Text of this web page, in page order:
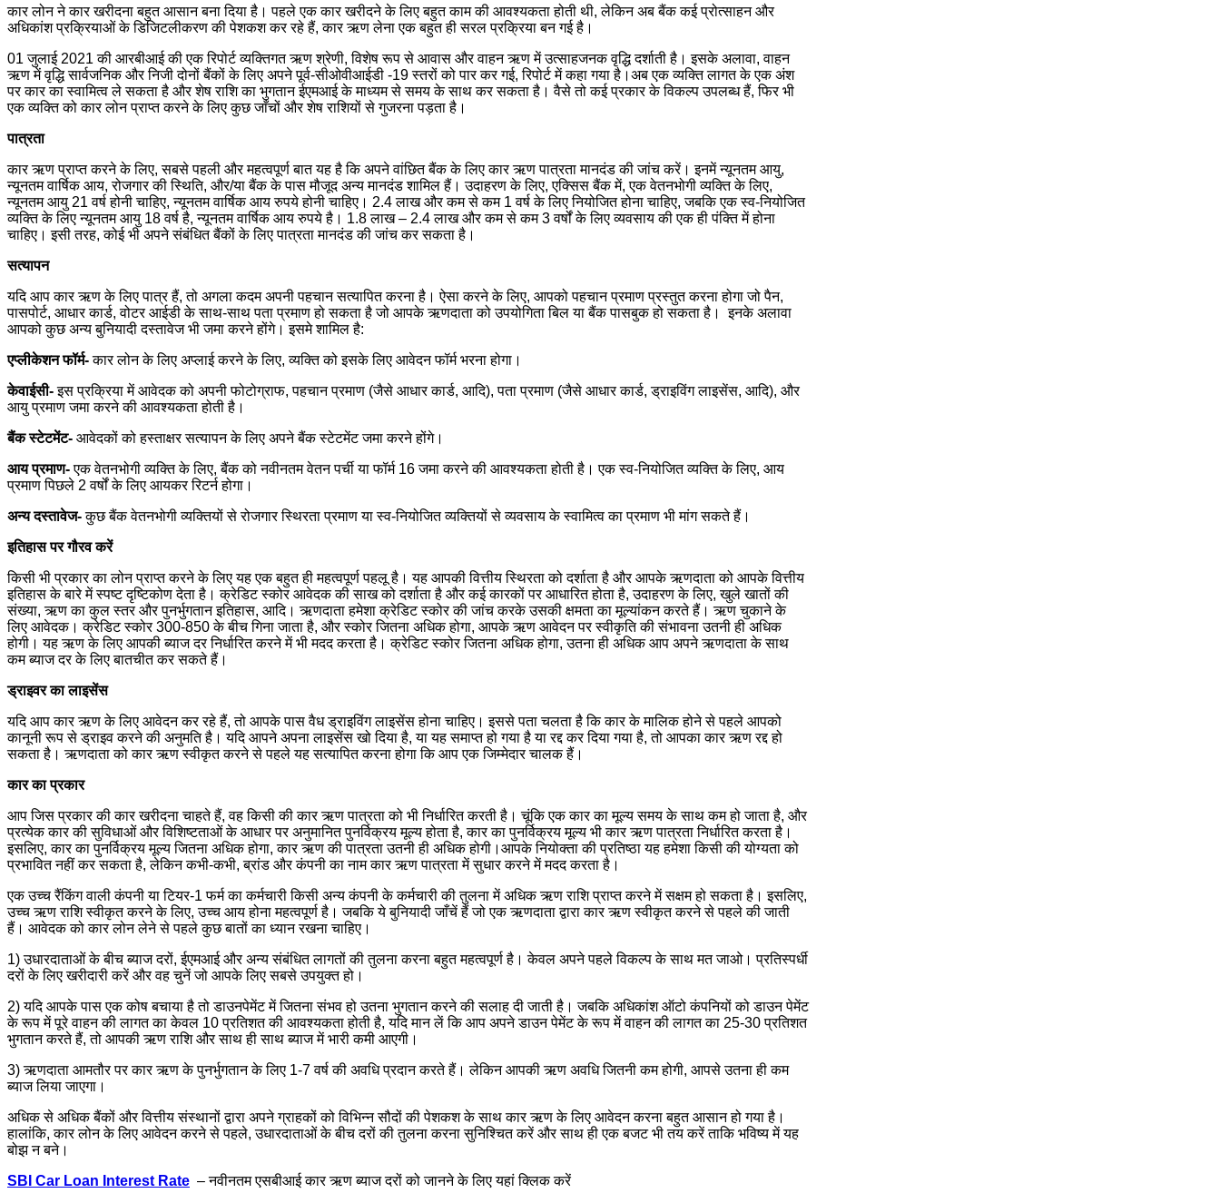
कार लोन ने कार खरीदना बहुत आसान बना दिया है। पहले एक कार खरीदने के लिए बहुत काम की आवश्यकता होती थी, लेकिन अब बैंक कई प्रोत्साहन और
अधिकांश प्रक्रियाओं के डिजिटलीकरण की पेशकश कर रहे हैं, कार ऋण लेना एक बहुत ही सरल प्रक्रिया बन गई है।
01 जुलाई 2021 की आरबीआई की एक रिपोर्ट व्यक्तिगत ऋण श्रेणी, विशेष रूप से आवास और वाहन ऋण में उत्साहजनक वृद्धि दर्शाती है। इसके अलावा, वाहन
ऋण में वृद्धि सार्वजनिक और निजी दोनों बैंकों के लिए अपने पूर्व-सीओवीआईडी ​​​​-19 स्तरों को पार कर गई, रिपोर्ट में कहा गया है।अब एक व्यक्ति लागत के एक अंश
पर कार का स्वामित्व ले सकता है और शेष राशि का भुगतान ईएमआई के माध्यम से समय के साथ कर सकता है। वैसे तो कई प्रकार के विकल्प उपलब्ध हैं, फिर भी
एक व्यक्ति को कार लोन प्राप्त करने के लिए कुछ जाँचों और शेष राशियों से गुजरना पड़ता है।
पात्रता
कार ऋण प्राप्त करने के लिए, सबसे पहली और महत्वपूर्ण बात यह है कि अपने वांछित बैंक के लिए कार ऋण पात्रता मानदंड की जांच करें। इनमें न्यूनतम आयु,
न्यूनतम वार्षिक आय, रोजगार की स्थिति, और/या बैंक के पास मौजूद अन्य मानदंड शामिल हैं। उदाहरण के लिए, एक्सिस बैंक में, एक वेतनभोगी व्यक्ति के लिए,
न्यूनतम आयु 21 वर्ष होनी चाहिए, न्यूनतम वार्षिक आय रुपये होनी चाहिए। 2.4 लाख और कम से कम 1 वर्ष के लिए नियोजित होना चाहिए, जबकि एक स्व-नियोजित
व्यक्ति के लिए न्यूनतम आयु 18 वर्ष है, न्यूनतम वार्षिक आय रुपये है। 1.8 लाख – 2.4 लाख और कम से कम 3 वर्षों के लिए व्यवसाय की एक ही पंक्ति में होना
चाहिए। इसी तरह, कोई भी अपने संबंधित बैंकों के लिए पात्रता मानदंड की जांच कर सकता है।
सत्यापन
यदि आप कार ऋण के लिए पात्र हैं, तो अगला कदम अपनी पहचान सत्यापित करना है। ऐसा करने के लिए, आपको पहचान प्रमाण प्रस्तुत करना होगा जो पैन,
पासपोर्ट, आधार कार्ड, वोटर आईडी के साथ-साथ पता प्रमाण हो सकता है जो आपके ऋणदाता को उपयोगिता बिल या बैंक पासबुक हो सकता है। इनके अलावा
आपको कुछ अन्य बुनियादी दस्तावेज भी जमा करने होंगे। इसमे शामिल है:
एप्लीकेशन फॉर्म-कार लोन के लिए अप्लाई करने के लिए, व्यक्ति को इसके लिए आवेदन फॉर्म भरना होगा।
केवाईसी-इस प्रक्रिया में आवेदक को अपनी फोटोग्राफ, पहचान प्रमाण (जैसे आधार कार्ड, आदि), पता प्रमाण (जैसे आधार कार्ड, ड्राइविंग लाइसेंस, आदि), और
आयु प्रमाण जमा करने की आवश्यकता होती है।
बैंक स्टेटमेंट- आवेदकों को हस्ताक्षर सत्यापन के लिए अपने बैंक स्टेटमेंट जमा करने होंगे।
आय प्रमाण-एक वेतनभोगी व्यक्ति के लिए, बैंक को नवीनतम वेतन पर्ची या फॉर्म 16 जमा करने की आवश्यकता होती है। एक स्व-नियोजित व्यक्ति के लिए, आय
प्रमाण पिछले 2 वर्षों के लिए आयकर रिटर्न होगा।
अन्य दस्तावेज-कुछ बैंक वेतनभोगी व्यक्तियों से रोजगार स्थिरता प्रमाण या स्व-नियोजित व्यक्तियों से व्यवसाय के स्वामित्व का प्रमाण भी मांग सकते हैं।
इतिहास पर गौरव करें
किसी भी प्रकार का लोन प्राप्त करने के लिए यह एक बहुत ही महत्वपूर्ण पहलू है। यह आपकी वित्तीय स्थिरता को दर्शाता है और आपके ऋणदाता को आपके वित्तीय
इतिहास के बारे में स्पष्ट दृष्टिकोण देता है। क्रेडिट स्कोर आवेदक की साख को दर्शाता है और कई कारकों पर आधारित होता है, उदाहरण के लिए, खुले खातों की
संख्या, ऋण का कुल स्तर और पुनर्भुगतान इतिहास, आदि। ऋणदाता हमेशा क्रेडिट स्कोर की जांच करके उसकी क्षमता का मूल्यांकन करते हैं। ऋण चुकाने के
लिए आवेदक। क्रेडिट स्कोर 300-850 के बीच गिना जाता है, और स्कोर जितना अधिक होगा, आपके ऋण आवेदन पर स्वीकृति की संभावना उतनी ही अधिक
होगी। यह ऋण के लिए आपकी ब्याज दर निर्धारित करने में भी मदद करता है। क्रेडिट स्कोर जितना अधिक होगा, उतना ही अधिक आप अपने ऋणदाता के साथ
कम ब्याज दर के लिए बातचीत कर सकते हैं।
ड्राइवर का लाइसेंस
यदि आप कार ऋण के लिए आवेदन कर रहे हैं, तो आपके पास वैध ड्राइविंग लाइसेंस होना चाहिए। इससे पता चलता है कि कार के मालिक होने से पहले आपको
कानूनी रूप से ड्राइव करने की अनुमति है। यदि आपने अपना लाइसेंस खो दिया है, या यह समाप्त हो गया है या रद्द कर दिया गया है, तो आपका कार ऋण रद्द हो
सकता है। ऋणदाता को कार ऋण स्वीकृत करने से पहले यह सत्यापित करना होगा कि आप एक जिम्मेदार चालक हैं।
कार का प्रकार
आप जिस प्रकार की कार खरीदना चाहते हैं, वह किसी की कार ऋण पात्रता को भी निर्धारित करती है। चूंकि एक कार का मूल्य समय के साथ कम हो जाता है, और
प्रत्येक कार की सुविधाओं और विशिष्टताओं के आधार पर अनुमानित पुनर्विक्रय मूल्य होता है, कार का पुनर्विक्रय मूल्य भी कार ऋण पात्रता निर्धारित करता है।
इसलिए, कार का पुनर्विक्रय मूल्य जितना अधिक होगा, कार ऋण की पात्रता उतनी ही अधिक होगी।आपके नियोक्ता की प्रतिष्ठा यह हमेशा किसी की योग्यता को
प्रभावित नहीं कर सकता है, लेकिन कभी-कभी, ब्रांड और कंपनी का नाम कार ऋण पात्रता में सुधार करने में मदद करता है।
एक उच्च रैंकिंग वाली कंपनी या टियर-1 फर्म का कर्मचारी किसी अन्य कंपनी के कर्मचारी की तुलना में अधिक ऋण राशि प्राप्त करने में सक्षम हो सकता है। इसलिए,
उच्च ऋण राशि स्वीकृत करने के लिए, उच्च आय होना महत्वपूर्ण है। जबकि ये बुनियादी जाँचें हैं जो एक ऋणदाता द्वारा कार ऋण स्वीकृत करने से पहले की जाती
हैं। आवेदक को कार लोन लेने से पहले कुछ बातों का ध्यान रखना चाहिए।
1) उधारदाताओं के बीच ब्याज दरों, ईएमआई और अन्य संबंधित लागतों की तुलना करना बहुत महत्वपूर्ण है। केवल अपने पहले विकल्प के साथ मत जाओ। प्रतिस्पर्धी
दरों के लिए खरीदारी करें और वह चुनें जो आपके लिए सबसे उपयुक्त हो।
2) यदि आपके पास एक कोष बचाया है तो डाउनपेमेंट में जितना संभव हो उतना भुगतान करने की सलाह दी जाती है। जबकि अधिकांश ऑटो कंपनियों को डाउन पेमेंट
के रूप में पूरे वाहन की लागत का केवल 10 प्रतिशत की आवश्यकता होती है, यदि मान लें कि आप अपने डाउन पेमेंट के रूप में वाहन की लागत का 25-30 प्रतिशत
भुगतान करते हैं, तो आपकी ऋण राशि और साथ ही साथ ब्याज में भारी कमी आएगी।
3) ऋणदाता आमतौर पर कार ऋण के पुनर्भुगतान के लिए 1-7 वर्ष की अवधि प्रदान करते हैं। लेकिन आपकी ऋण अवधि जितनी कम होगी, आपसे उतना ही कम
ब्याज लिया जाएगा।
अधिक से अधिक बैंकों और वित्तीय संस्थानों द्वारा अपने ग्राहकों को विभिन्न सौदों की पेशकश के साथ कार ऋण के लिए आवेदन करना बहुत आसान हो गया है।
हालांकि, कार लोन के लिए आवेदन करने से पहले, उधारदाताओं के बीच दरों की तुलना करना सुनिश्चित करें और साथ ही एक बजट भी तय करें ताकि भविष्य में यह
बोझ न बने।
SBI Car Loan Interest Rate – नवीनतम एसबीआई कार ऋण ब्याज दरों को जानने के लिए यहां क्लिक करें